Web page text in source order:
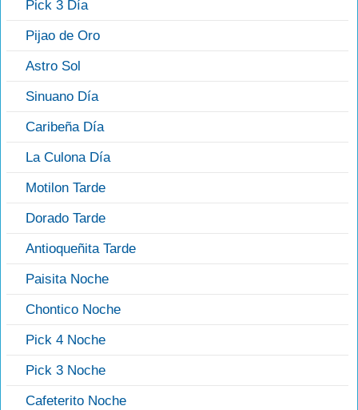
Pick 3 Día
Pijao de Oro
Astro Sol
Sinuano Día
Caribeña Día
La Culona Día
Motilon Tarde
Dorado Tarde
Antioqueñita Tarde
Paisita Noche
Chontico Noche
Pick 4 Noche
Pick 3 Noche
Cafeterito Noche